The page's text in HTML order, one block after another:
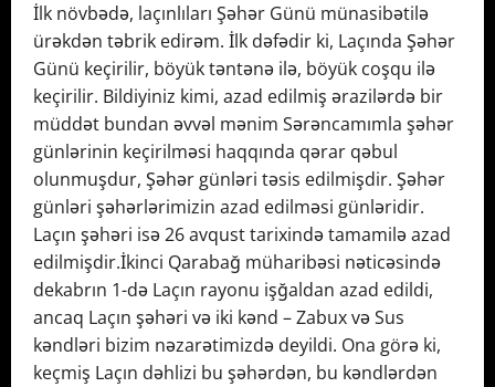
İlk növbədə, laçınlıları Şəhər Günü münasibətilə
ürəkdən təbrik edirəm. İlk dəfədir ki, Laçında Şəhər
Günü keçirilir, böyük təntənə ilə, böyük coşqu ilə
keçirilir. Bildiyiniz kimi, azad edilmiş ərazilərdə bir
müddət bundan əvvəl mənim Sərəncamımla şəhər
günlərinin keçirilməsi haqqında qərar qəbul
olunmuşdur, Şəhər günləri təsis edilmişdir. Şəhər
günləri şəhərlərimizin azad edilməsi günləridir.
Laçın şəhəri isə 26 avqust tarixində tamamilə azad
edilmişdir.İkinci Qarabağ müharibəsi nəticəsində
dekabrın 1-də Laçın rayonu işğaldan azad edildi,
ancaq Laçın şəhəri və iki kənd – Zabux və Sus
kəndləri bizim nəzarətimizdə deyildi. Ona görə ki,
keçmiş Laçın dəhlizi bu şəhərdən, bu kəndlərdən